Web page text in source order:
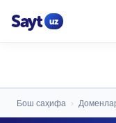
Sayt uz
Бош саҳифа ›